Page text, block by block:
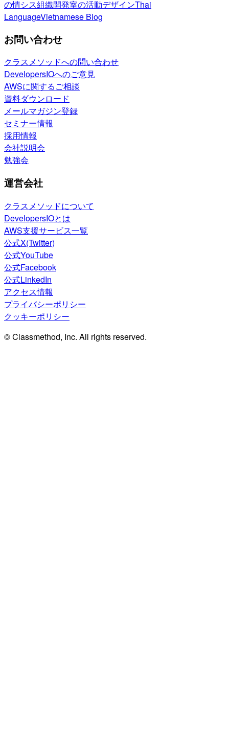
の情シス組織開発室の活動デザインThai
LanguageVietnamese Blog
お問い合わせ
クラスメソッドへの問い合わせ
DevelopersIOへのご意見
AWSに関するご相談
資料ダウンロード
メールマガジン登録
セミナー情報
採用情報
会社説明会
勉強会
運営会社
クラスメソッドについて
DevelopersIOとは
AWS支援サービス一覧
公式X(Twitter)
公式YouTube
公式Facebook
公式LinkedIn
アクセス情報
プライバシーポリシー
クッキーポリシー
© Classmethod, Inc. All rights reserved.